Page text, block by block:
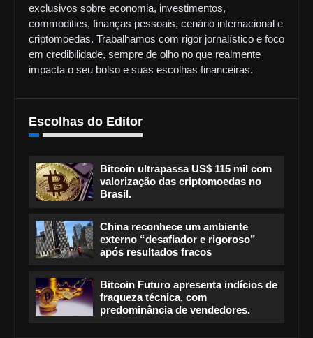
exclusivos sobre economia, investimentos,
commodities, finanças pessoais, cenário internacional e
criptomoedas. Trabalhamos com rigor jornalístico e foco
em credibilidade, sempre de olho no que realmente
impacta o seu bolso e suas escolhas financeiras.
Escolhas do Editor
Bitcoin ultrapassa US$ 115 mil com
valorização das criptomoedas no
Brasil.
China reconhece um ambiente
externo “desafiador e rigoroso”
após resultados fracos
Bitcoin Futuro apresenta indícios de
fraqueza técnica, com
predominância de vendedores.